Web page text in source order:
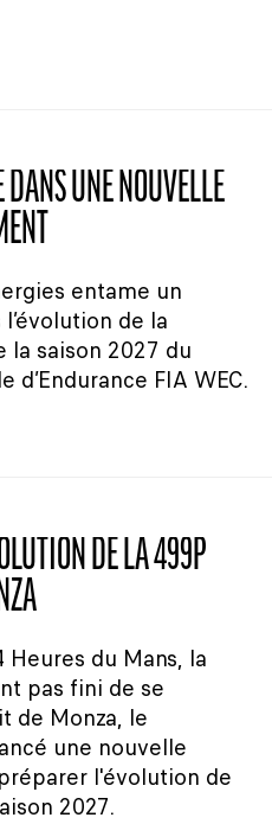
UNE NOUVELLE
entame un
de la
la saison 2027 du
FIA WEC.
DE LA 499P
du Mans, la
pas fini de se
de Monza, le
une nouvelle
l'évolution de
2027.